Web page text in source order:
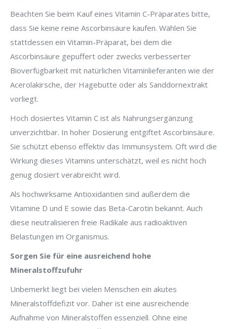
Beachten Sie beim Kauf eines Vitamin C-Präparates bitte,
dass Sie keine reine Ascorbinsäure kaufen. Wählen Sie
stattdessen ein Vitamin-Präparat, bei dem die
Ascorbinsäure gepuffert oder zwecks verbesserter
Bioverfügbarkeit mit natürlichen Vitaminlieferanten wie der
Acerolakirsche, der Hagebutte oder als Sanddornextrakt
vorliegt.
Hoch dosiertes Vitamin C ist als Nahrungsergänzung
unverzichtbar. In hoher Dosierung entgiftet Ascorbinsäure.
Sie schützt ebenso effektiv das Immunsystem. Oft wird die
Wirkung dieses Vitamins unterschätzt, weil es nicht hoch
genug dosiert verabreicht wird.
Als hochwirksame Antioxidantien sind außerdem die
Vitamine D und E sowie das Beta-Carotin bekannt. Auch
diese neutralisieren freie Radikale aus radioaktiven
Belastungen im Organismus.
Sorgen Sie für eine ausreichend hohe
Mineralstoffzufuhr
Unbemerkt liegt bei vielen Menschen ein akutes
Mineralstoffdefizit vor. Daher ist eine ausreichende
Aufnahme von Mineralstoffen essenziell. Ohne eine